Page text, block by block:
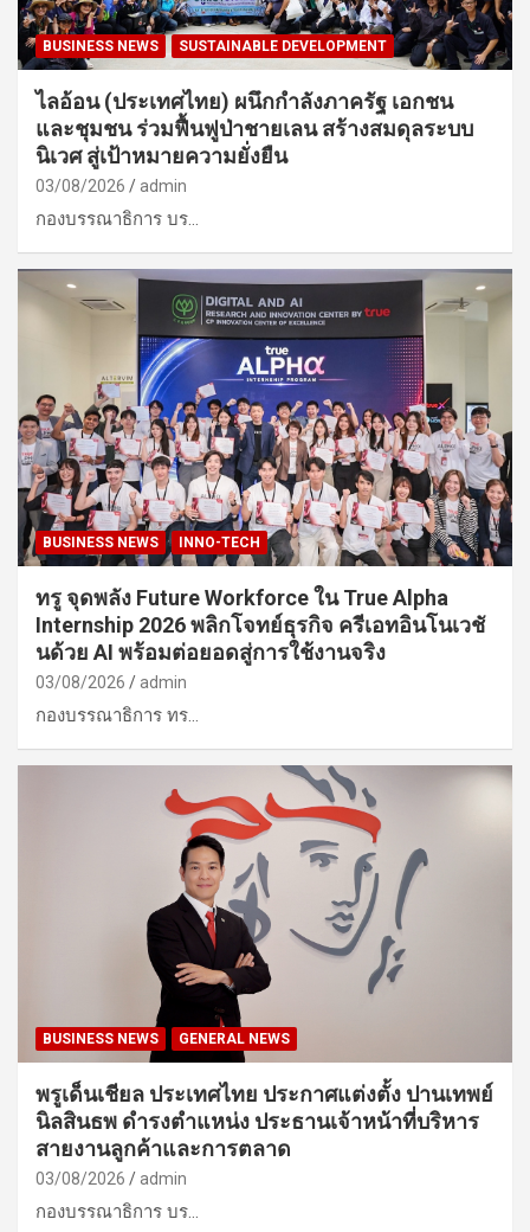
BUSINESS NEWS SUSTAINABLE DEVELOPMENT
ไลอ้อน (ประเทศไทย) ผนึกกำลังภาครัฐ เอกชน
และชุมชน ร่วมฟื้นฟูป่าชายเลน สร้างสมดุลระบบ
นิเวศ สู่เป้าหมายความยั่งยืน
03/08/2026 admin
กองบรรณาธิการ บร…
BUSINESS NEWS INNO-TECH
ทรู จุดพลัง Future Workforce ใน True Alpha
Internship 2026 พลิกโจทย์ธุรกิจ ครีเอทอินโนเวชั
นด้วย AI พร้อมต่อยอดสู่การใช้งานจริง
03/08/2026 admin
กองบรรณาธิการ ทร…
BUSINESS NEWS GENERAL NEWS
พรูเด็นเชียล ประเทศไทย ประกาศแต่งตั้ง ปานเทพย์
นิลสินธพ ดำรงตำแหน่ง ประธานเจ้าหน้าที่บริหาร
สายงานลูกค้าและการตลาด
03/08/2026 admin
กองบรรณาธิการ บร…